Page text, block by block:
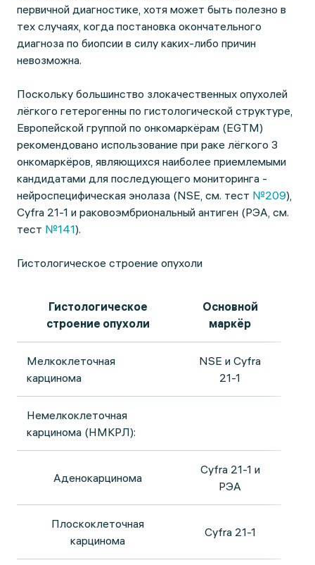
первичной диагностике, хотя может быть полезно в
тех случаях, когда постановка окончательного
диагноза по биопсии в силу каких-либо причин
невозможна.
Поскольку большинство злокачественных опухолей
лёгкого гетерогенны по гистологической структуре,
Европейской группой по онкомаркёрам (EGTM)
рекомендовано использование при раке лёгкого 3
онкомаркёров, являющихся наиболее приемлемыми
кандидатами для последующего мониторинга -
нейроспецифическая энолаза (NSE, см. тест №209),
Cyfra 21-1 и раковоэмбриональный антиген (РЭА, см.
тест №141).
Гистологическое строение опухоли
Гистологическое
строение опухоли
Основной
маркёр
Мелкоклеточная
карцинома
NSE и Cyfra
21-1
Немелкоклеточная
карцинома (НМКРЛ):
Аденокарцинома
Cyfra 21-1 и
РЭА
Плоскоклеточная
карцинома
Cyfra 21-1